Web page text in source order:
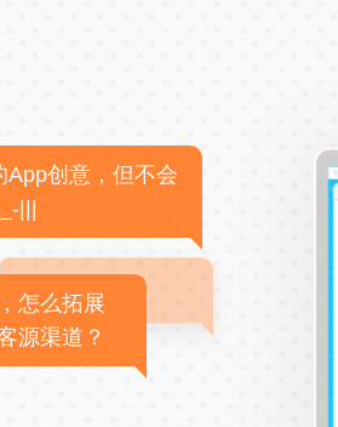
App创意，但不会
|||
怎么拓展
源渠道？